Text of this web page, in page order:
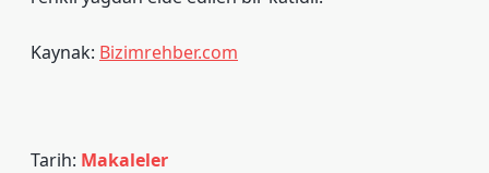
Kaynak: Bizimrehber.com
Tarih: Makaleler